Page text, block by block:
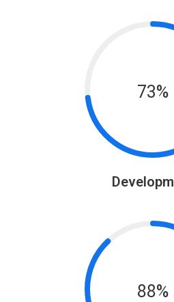
73%
88%